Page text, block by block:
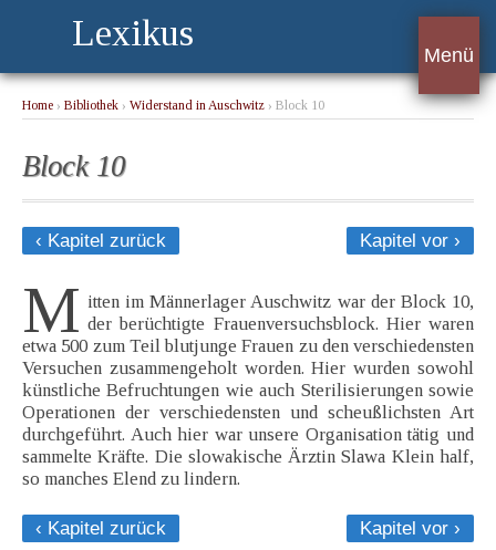
Lexikus
Menü
Home › Bibliothek › Widerstand in Auschwitz › Block 10
Block 10
‹ Kapitel zurück Kapitel vor ›
M itten im Männerlager Auschwitz war der Block 10,
der berüchtigte Frauenversuchsblock. Hier waren
etwa 500 zum Teil blutjunge Frauen zu den verschiedensten
Versuchen zusammengeholt worden. Hier wurden sowohl
künstliche Befruchtungen wie auch Sterilisierungen sowie
Operationen der verschiedensten und scheußlichsten Art
durchgeführt. Auch hier war unsere Organisation tätig und
sammelte Kräfte. Die slowakische Ärztin Slawa Klein half,
so manches Elend zu lindern.
‹ Kapitel zurück
Kapitel vor ›